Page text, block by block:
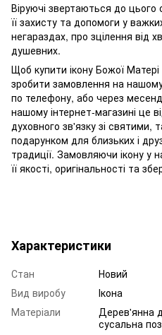
Віруючі звертаються до
її захисту та допомоги у
негараздах, про зцілення від
душевних.
Щоб купити ікону Божої
зробити замовлення на
по телефону, або через
нашому інтернет-магазині це
духовного зв'язку зі
подарунком для близьких і
традиції. Замовляючи ікону у
її якості, оригінальності та
Характеристики
Стан
Новий
Вид виробу
Ікона
Матеріали
Дерев'янна
сусальна